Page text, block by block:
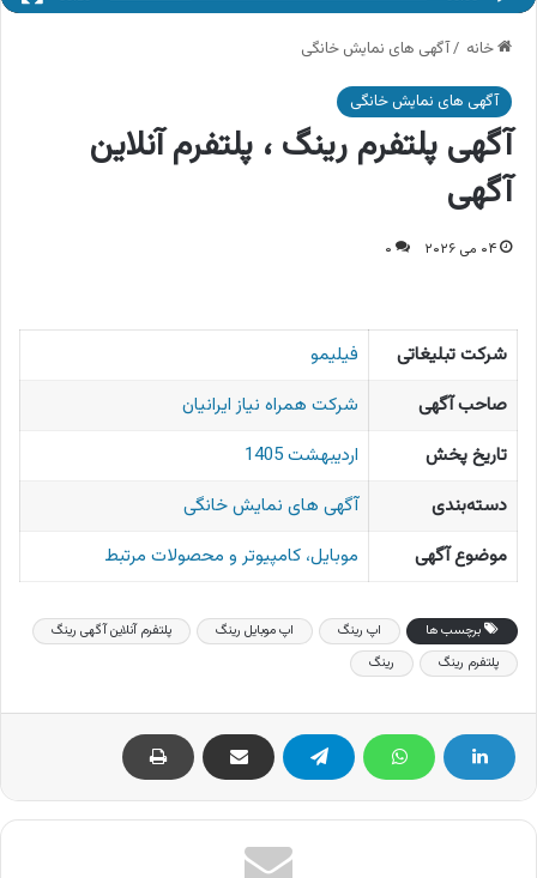
خانه /آگهی های نمایش خانگی
آگهی های نمایش خانگی
آگهی پلتفرم رینگ ، پلتفرم آنلاین
آگهی
۰۴ می ۲۰۲۶ ۰
شرکت تبلیغاتی
فیلیمو
صاحب آگهی
شرکت همراه نیاز ایرانیان
تاریخ پخش
اردیبهشت 1405
دسته‌بندی
آگهی های نمایش خانگی
موضوع آگهی
موبایل، کامپیوتر و محصولات مرتبط
برچسب ها اپ رینگ اپ موبایل رینگ
پلتفرم آنلاین آگهی رینگ
پلتفرم رینگ
رینگ